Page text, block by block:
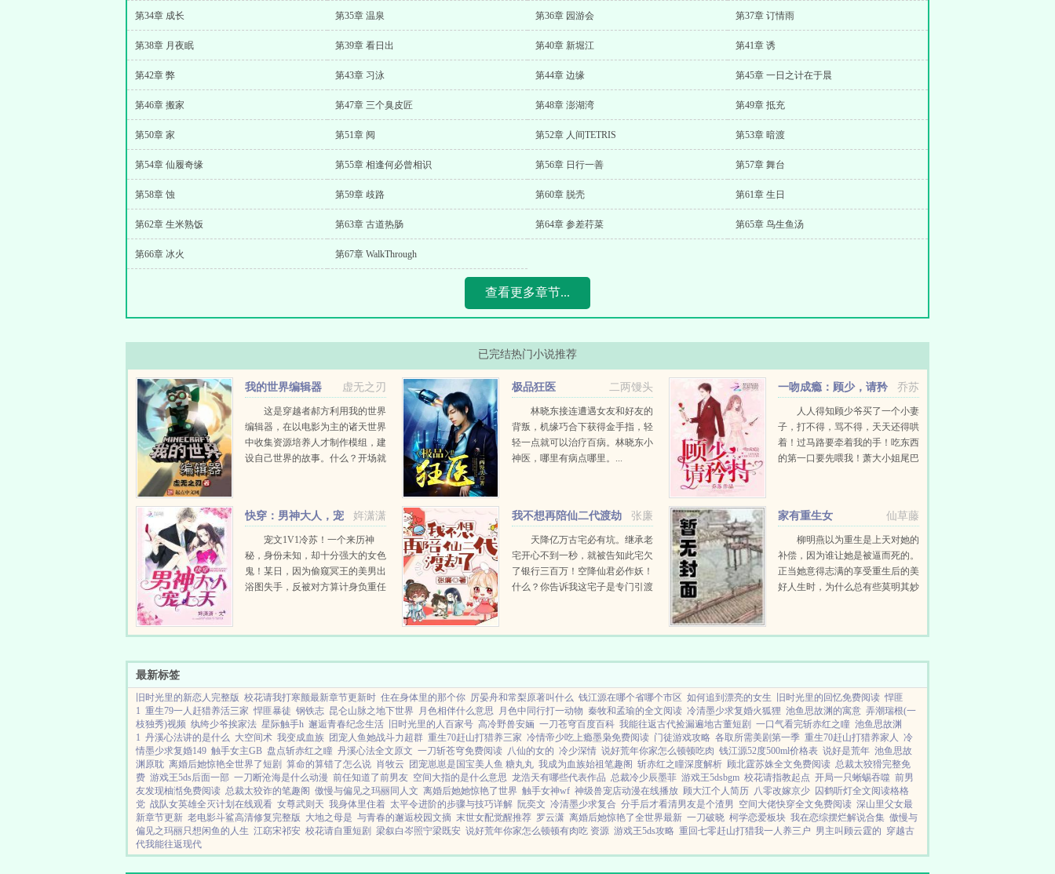
第34章 成长 第35章 温泉 第36章 园游会 第37章 订情雨
第38章 月夜眠 第39章 看日出 第40章 新堀江 第41章 诱
第42章 弊 第43章 习泳 第44章 边缘 第45章 一日之计在于晨
第46章 搬家 第47章 三个臭皮匠 第48章 澎湖湾 第49章 抵充
第50章 家 第51章 阋 第52章 人间TETRIS 第53章 暗渡
第54章 仙履奇缘 第55章 相逢何必曾相识 第56章 日行一善 第57章 舞台
第58章 蚀 第59章 歧路 第60章 脱壳 第61章 生日
第62章 生米熟饭 第63章 古道热肠 第64章 参差荇菜 第65章 鸟生鱼汤
第66章 冰火 第67章 WalkThrough
查看更多章节...
已完结热门小说推荐
虚无之刃
我的世界编辑器
这是穿越者郝方利用我的世界
编辑器，在以电影为主的诸天世界
中收集资源培养人才制作模组，建
设自己世界的故事。什么？开场就
切，将规则予以颠...
二两馒头
极品狂医
林晓东接连遭遇女友和好友的
背叛，机缘巧合下获得金手指，轻
轻一点就可以治疗百病。林晓东小
神医，哪里有病点哪里。...
乔苏
一吻成瘾：顾少，请矜
人人得知顾少爷买了一个小妻
子，打不得，骂不得，天天还得哄
着！过马路要牵着我的手！吃东西
的第一口要先喂我！萧大小姐尾巴
生在你眼中是一个什...
姩潇潇
快穿：男神大人，宠
上天！宠文1V1冷苏！一个来历神
秘，身份未知，却十分强大的女色
鬼！某日，因为偷窥冥王的美男出
浴图失手，反被对方算计身负重任
些神秘的外来者！隐藏的重...
张廉
我不想再陪仙二代渡劫
天降亿万古宅必有坑。继承老
宅开心不到一秒，就被告知此宅欠
了银行三百万！空降仙君必作妖！
什么？你告诉我这宅子是专门引渡
仙草藤
家有重生女
柳明燕以为重生是上天对她的
补偿，因为谁让她是被逼而死的。
正当她意得志满的享受重生后的美
好人生时，为什么总有些莫明其妙
教官，您跟本姑娘谈情说爱，有打
最新标签
旧时光里的新恋人完整版 校花请我打寒颤最新章节更新时 住在身体里的那个你 厉晏舟和常梨原著叫什么 钱江源在哪个省哪个市区 如何追到漂亮的女生 旧时光里的回忆免费阅读 悍匪
1 重生79一人赶猎养活三家 悍匪暴徒 钢铁志 昆仑山脉之地下世界 月色相伴什么意思 月色中同行打一动物 秦牧和孟瑜的全文阅读 冷清墨少求复婚火狐狸 池鱼思故渊的寓意 弄潮瑞根(一
枝独秀)视频 纨绔少爷挨家法 星际触手h 邂逅青春纪念生活 旧时光里的人百家号 高冷野兽安婳 一刀苍穹百度百科 我能往返古代捡漏遍地古董短剧 一口气看完斩赤红之瞳 池鱼思故渊
1 丹溪心法讲的是什么 大空间术 我变成血族 团宠人鱼她战斗力超群 重生70赶山打猎养三家 冷情帝少吃上瘾墨枭免费阅读 门徒游戏攻略 各取所需美剧第一季 重生70赶山打猎养家人 冷
情墨少求复婚149 触手女主GB 盘点斩赤红之瞳 丹溪心法全文原文 一刀斩苍穹免费阅读 八仙的女的 冷少深情 说好荒年你家怎么顿顿吃肉 钱江源52度500ml价格表 说好是荒年 池鱼思故
渊原耽 离婚后她惊艳全世界了短剧 算命的算错了怎么说 肖牧云 团宠崽崽是国宝美人鱼 糖丸丸 我成为血族始祖笔趣阁 斩赤红之瞳深度解析 顾北霆苏姝全文免费阅读 总裁太狡猾完整免
费 游戏王5ds后面一部 一刀断沧海是什么动漫 前任知道了前男友 空间大指的是什么意思 龙浩天有哪些代表作品 总裁冷少辰墨菲 游戏王5dsbgm 校花请指教起点 开局一只蜥蜴吞噬 前男
友发现柚湉免费阅读 总裁太狡诈的笔趣阁 傲慢与偏见之玛丽同人文 离婚后她她惊艳了世界 触手女神wf 神级兽宠店动漫在线播放 顾大江个人简历 八零改嫁京少 囚鹤听灯全文阅读格格
党 战队女英雄全灭计划在线观看 女尊武则天 我身体里住着 太平令进阶的步骤与技巧详解 阮奕文 冷清墨少求复合 分手后才看清男友是个渣男 空间大佬快穿全文免费阅读 深山里父女最
新章节更新 老电影斗鲨高清修复完整版 大地之母是 与青春的邂逅校园文摘 末世女配觉醒推荐 罗云潇 离婚后她惊艳了全世界最新 一刀破晓 柯学恋爱板块 我在恋综摆烂解说合集 傲慢与
偏见之玛丽只想闲鱼的人生 江窈宋祁安 校花请自重短剧 梁叙白岑照宁梁既安 说好荒年你家怎么顿顿有肉吃 资源 游戏王5ds攻略 重回七零赶山打猎我一人养三户 男主叫顾云霆的 穿越古
代我能往返现代